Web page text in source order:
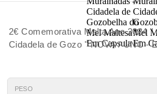
2€ Comemorativa Malta Ano 2024
Cidadela de Gozo " NOVA / UNC -
PESO